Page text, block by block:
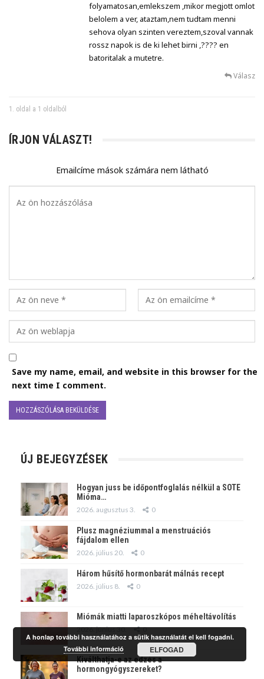
folyamatosan,emlekszem ,mikor megjott omlot
belolem a ver, ataztam,nem tudtam menni
sehova olyan szinten vereztem,szoval vannak
rossz napok is de ki lehet birni ,???? en
batoritalak a mutetre.
Válasz
1. oldal a 1 oldalból
ÍRJON VÁLASZT!
Emailcíme mások számára nem látható
Save my name, email, and website in this browser for the
next time I comment.
ÚJ BEJEGYZÉSEK
Hogyan juss be időpontfoglalás nélkül a SOTE
Mióma…
2026. augusztus 3. 0
Plusz magnéziummal a menstruációs
fájdalom ellen
2026. július 20. 0
Három hűsítő hormonbarát málnás recept
2026. július 8. 0
Miómák miatti laparoszkópos méheltávolítás
2026. június 30. 0
Kiválthatja-e az edzés a
hormongyógyszereket?
A honlap további használatához a sütik használatát el kell fogadni.
További információ
ELFOGAD